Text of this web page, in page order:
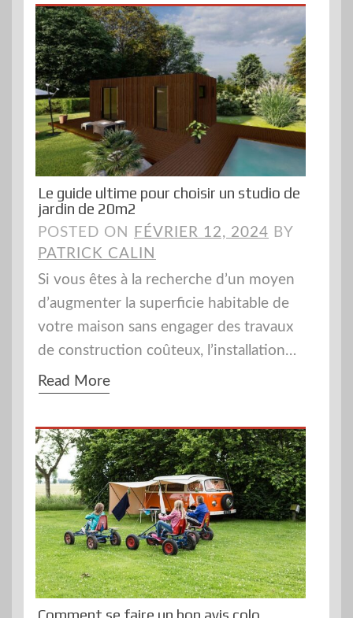
Le guide ultime pour choisir un studio de
jardin de 20m2
POSTED ON FÉVRIER 12, 2024 BY
PATRICK CALIN
Si vous êtes à la recherche d’un moyen
d’augmenter la superficie habitable de
votre maison sans engager des travaux
de construction coûteux, l’installation…
Read More